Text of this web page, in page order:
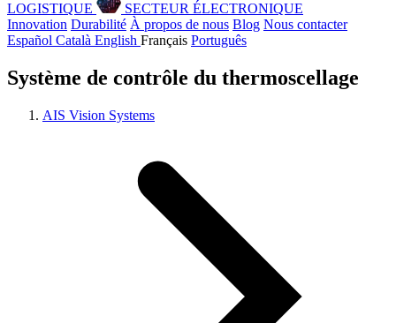
LOGISTIQUE
SECTEUR ÉLECTRONIQUE
Innovation Durabilité À propos de nous Blog Nous contacter
Español Català English Français Português
Système de contrôle du thermoscellage
AIS Vision Systems